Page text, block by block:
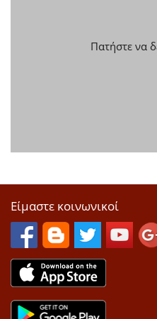
Πατήστε να
Είμαστε κοινωνικοί